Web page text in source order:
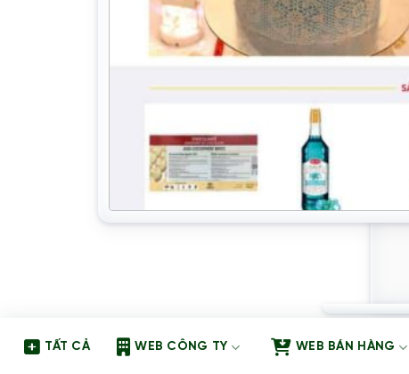
TẤT CẢ WEB CÔNG TY WEB BÁN HÀNG